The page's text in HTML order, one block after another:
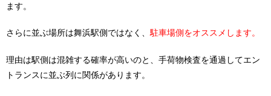
ます。
さらに並ぶ場所は舞浜駅側ではなく、駐車場側をオススメします。
理由は駅側は混雑する確率が高いのと、手荷物検査を通過してエン
トランスに並ぶ列に関係があります。